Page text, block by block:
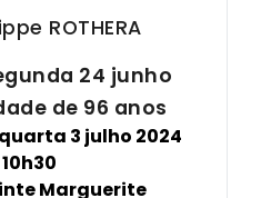
ROTHERA
24 junho
de 96 anos
3 julho 2024
Marguerite